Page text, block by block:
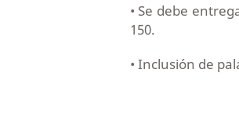
• Se debe
150.
• Inclusión de